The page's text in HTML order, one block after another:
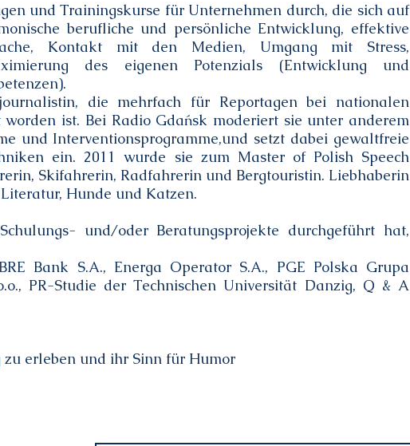
und Trainingskurse für Unternehmen durch, die sich auf
berufliche und persönliche Entwicklung, effektive
Kontakt mit den Medien, Umgang mit Stress,
des eigenen Potenzials (Entwicklung und
die mehrfach für Reportagen bei nationalen
ist. Bei Radio Gdańsk moderiert sie unter anderem
und Interventionsprogramme,und setzt dabei gewaltfreie
ein. 2011 wurde sie zum Master of Polish Speech
Skifahrerin, Radfahrerin und Bergtouristin. Liebhaberin
Hunde und Katzen.
und/oder Beratungsprojekte durchgeführt hat,
Bank S.A., Energa Operator S.A., PGE Polska Grupa
PR-Studie der Technischen Universität Danzig, Q & A
erleben und ihr Sinn für Humor